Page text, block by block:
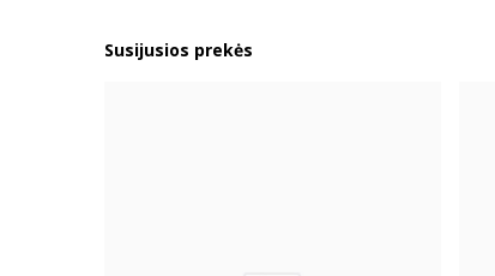
Susijusios prekės